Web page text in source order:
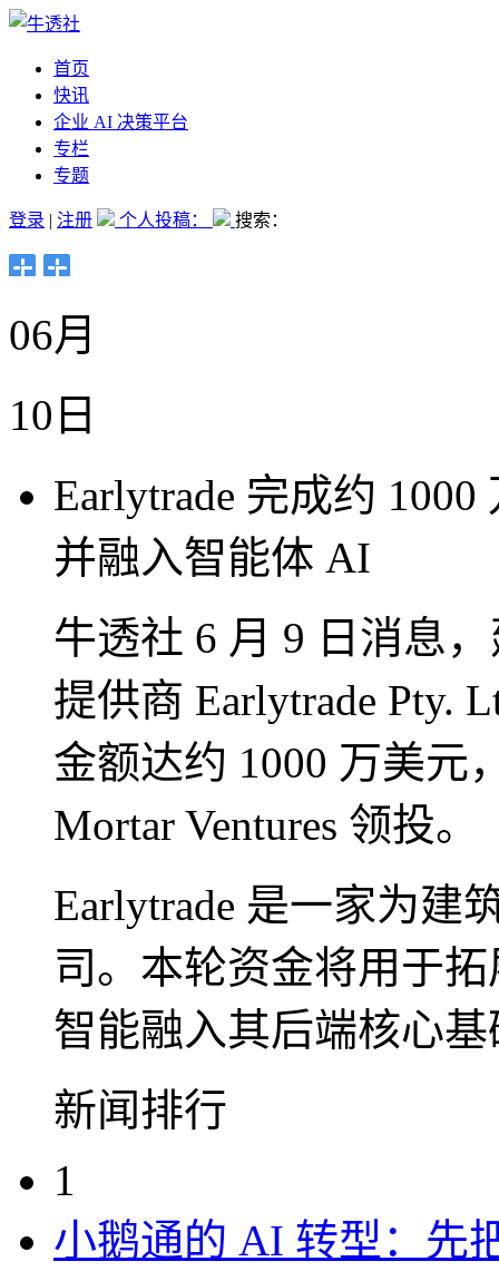
首页
快讯
企业 AI 决策平台
专栏
专题
登录 | 注册 个人投稿： 搜索：
06月
10日
Earlytrade 完成约
并融入智能体 AI
牛透社 6 月 9 日消息
提供商 Earlytrade Pty.
金额达约 1000 万美元
Mortar Ventures 领投。
Earlytrade 是一家为建
司。本轮资金将用于
智能融入其后端核心
新闻排行
1
小鹅通的 AI 转型：先